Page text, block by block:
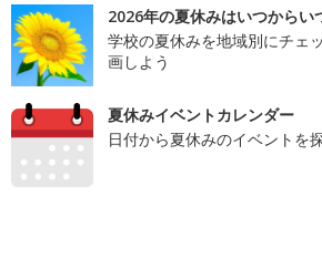
2026年の夏休みはいつからい
学校の夏休みを地域別にチェ
画しよう
夏休みイベントカレンダー
日付から夏休みのイベントを